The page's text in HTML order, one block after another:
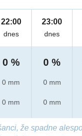
22:00
dnes
0 %
0 mm
0 mm
23:00
dnes
0 %
0 mm
0 mm
že spadne